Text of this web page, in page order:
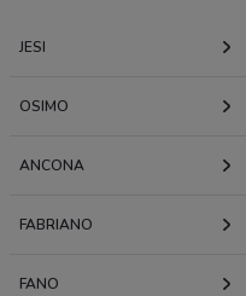
JESI
OSIMO
ANCONA
FABRIANO
FANO